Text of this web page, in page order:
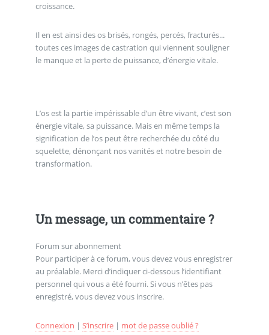
croissance.
Il en est ainsi des os brisés, rongés, percés, fracturés...
toutes ces images de castration qui viennent souligner
le manque et la perte de puissance, d’énergie vitale.
L’os est la partie impérissable d’un être vivant, c’est son
énergie vitale, sa puissance. Mais en même temps la
signification de l’os peut être recherchée du côté du
squelette, dénonçant nos vanités et notre besoin de
transformation.
Un message, un commentaire ?
Forum sur abonnement
Pour participer à ce forum, vous devez vous enregistrer
au préalable. Merci d’indiquer ci-dessous l’identifiant
personnel qui vous a été fourni. Si vous n’êtes pas
enregistré, vous devez vous inscrire.
Connexion | S’inscrire| mot de passe oublié ?